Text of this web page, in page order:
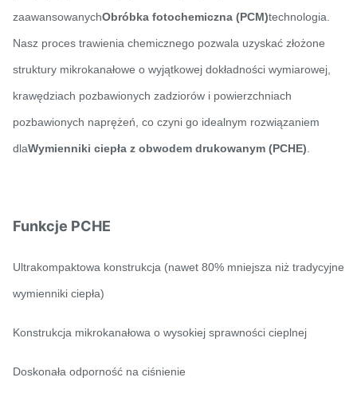
zaawansowanychObróbka fotochemiczna (PCM)technologia.
Nasz proces trawienia chemicznego pozwala uzyskać złożone
struktury mikrokanałowe o wyjątkowej dokładności wymiarowej,
krawędziach pozbawionych zadziorów i powierzchniach
pozbawionych naprężeń, co czyni go idealnym rozwiązaniem
dlaWymienniki ciepła z obwodem drukowanym (PCHE)
Funkcje PCHE
Ultrakompaktowa konstrukcja (nawet 80% mniejsza niż tradycyjne
wymienniki ciepła)
Konstrukcja mikrokanałowa o wysokiej sprawności cieplnej
Doskonała odporność na ciśnienie